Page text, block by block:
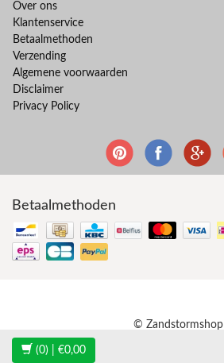
Over ons
Klantenservice
Betaalmethoden
Verzending
Algemene voorwaarden
Disclaimer
Privacy Policy
Betaalmethoden
© Zandstormshop
(0) | €0,00